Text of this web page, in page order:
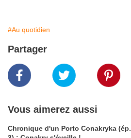
#Au quotidien
Partager
Vous aimerez aussi
Chronique d'un Porto Conakryka (ép.